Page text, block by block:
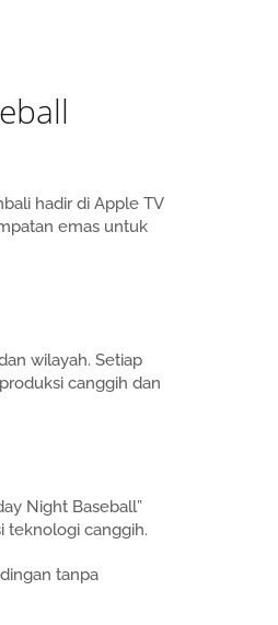
hadir di Apple TV
emas untuk
wilayah. Setiap
canggih dan
Night Baseball”
teknologi canggih.
tanpa